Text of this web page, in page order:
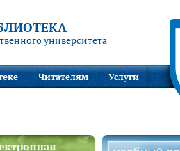
университета
Читателям Услуги